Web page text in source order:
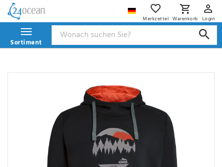
Merkzettel Warenkorb Login
Sortiment